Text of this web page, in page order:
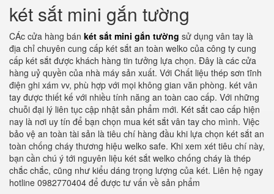
két sắt mini gắn tường
CÁc cửa hàng bán két sắt mini gắn tường sử dụng vân tay là
địa chỉ chuyên cung cấp két sắt an toàn welko của công ty cung
cấp két sắt được khách hàng tin tưởng lựa chọn. Đây là các cửa
hàng uỷ quyền của nhà máy sản xuất. Với Chất liệu thép sơn tĩnh
điện ghi xám vv, phù hợp với mọi không gian văn phòng. két vân
tay được thiết kế với nhiều tính năng an toàn cao cấp. Với những
chuỗi đại lý liên tục cập nhật sản phẩm mới. Két sắt cao cấp hiện
nay là nơi uy tín để bạn chọn mua két sắt vân tay cho mình. Việc
bảo vệ an toàn tài sản là tiêu chí hàng đầu khi lựa chọn két sắt an
toàn chống cháy thương hiệu welko safe. Khi xem xét tiêu chí này,
bạn cần chú ý tới nguyên liệu két sắt welko chống cháy là thép
chắc chắc, cũng như kiểu dáng trọng lượng của két. Liên hệ ngay
hotline 0982770404 để được tư vấn về sản phẩm